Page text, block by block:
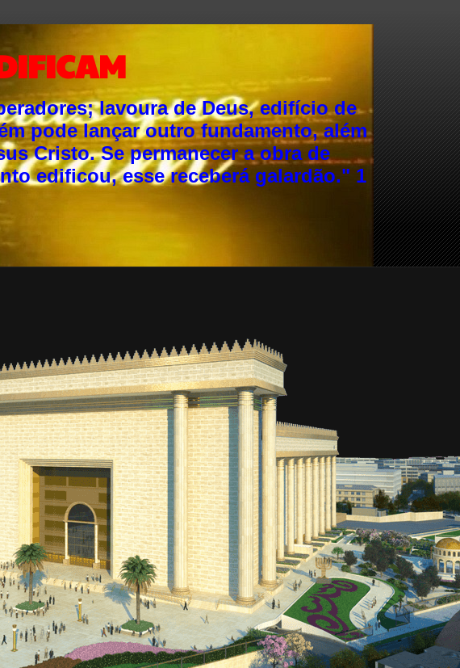
lavoura de Deus, edifício de
pode lançar outro fundamento, além
Cristo. Se permanecer a obra de
edificou, esse receberá galardão." 1